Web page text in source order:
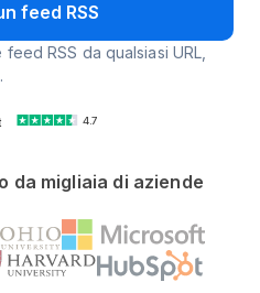
feed RSS
RSS da qualsiasi URL,
4.7
da migliaia di aziende